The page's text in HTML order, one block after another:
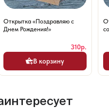
Открытка «Поздравляю с
Днем Рождения!»
310р.
В корзину